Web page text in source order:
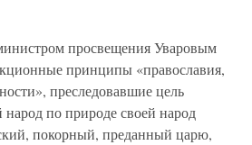
просвещения Уваровым
принципы «православия,
преследовавшие цель
народ по природе своей народ
покорный, преданный царю,